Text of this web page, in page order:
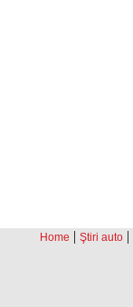
Home | Ştiri auto |